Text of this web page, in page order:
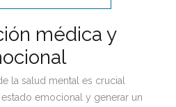
médica y
la salud mental es crucial
emocional y generar un